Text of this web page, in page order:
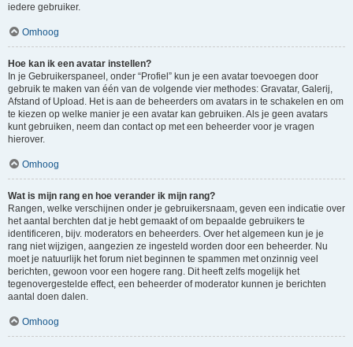
iedere gebruiker.
Omhoog
Hoe kan ik een avatar instellen?
In je Gebruikerspaneel, onder “Profiel” kun je een avatar toevoegen door
gebruik te maken van één van de volgende vier methodes: Gravatar, Galerij,
Afstand of Upload. Het is aan de beheerders om avatars in te schakelen en om
te kiezen op welke manier je een avatar kan gebruiken. Als je geen avatars
kunt gebruiken, neem dan contact op met een beheerder voor je vragen
hierover.
Omhoog
Wat is mijn rang en hoe verander ik mijn rang?
Rangen, welke verschijnen onder je gebruikersnaam, geven een indicatie over
het aantal berchten dat je hebt gemaakt of om bepaalde gebruikers te
identificeren, bijv. moderators en beheerders. Over het algemeen kun je je
rang niet wijzigen, aangezien ze ingesteld worden door een beheerder. Nu
moet je natuurlijk het forum niet beginnen te spammen met onzinnig veel
berichten, gewoon voor een hogere rang. Dit heeft zelfs mogelijk het
tegenovergestelde effect, een beheerder of moderator kunnen je berichten
aantal doen dalen.
Omhoog